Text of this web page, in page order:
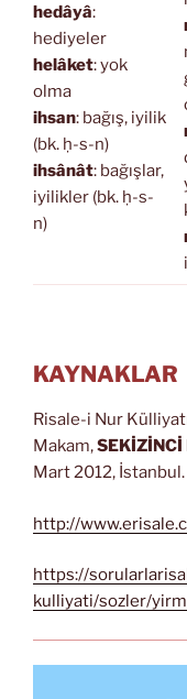
hedâyâ:
hediyeler
helâket: yok
olma
ihsan: bağış, iyilik
(bk. ḥ-s-n)
ihsânât: bağışlar,
iyilikler (bk. ḥ-s-
n)
KAYNAKLAR
Risale-i Nur
Makam,SEKİZİNCİ
Mart 2012, İstanbul.
http://
https://
kulliyati/sozler/